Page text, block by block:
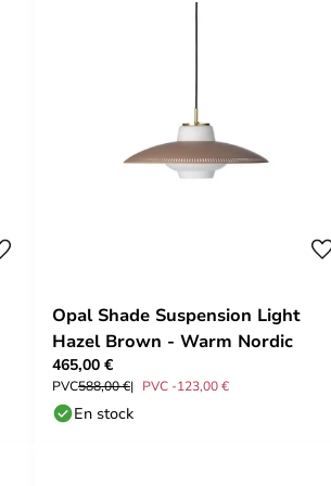
Opal Shade Suspension Light
Hazel Brown - Warm Nordic
465,00 €
PVC588,00 € PVC -123,00 €
En stock